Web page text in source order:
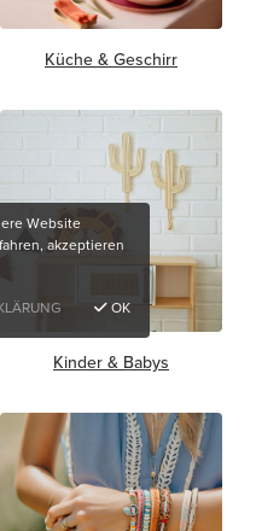
Küche & Geschirr
Kinder & Babys
Website
akzeptieren
OK